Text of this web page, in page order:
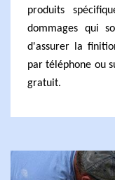
produits
dommages qui
d'assurer la
par téléphone ou
gratuit.